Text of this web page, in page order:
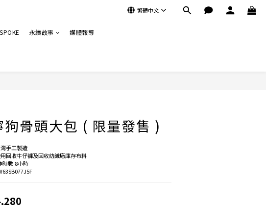
繁體中文
永續故事 媒體報導
狗骨頭大包 ( 限量發售 )
手工製造
回收牛仔褲及回收紡織廠庫存布料
數 8小時